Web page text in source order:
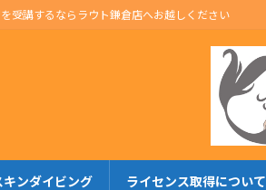
受講するならラウト鎌倉店へお越しください
キンダイビング ライセンス取得について